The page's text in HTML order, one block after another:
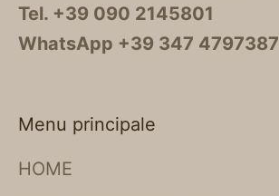
Tel. +39 090 2145801
WhatsApp +39 347 4797387
Menu principale
HOME